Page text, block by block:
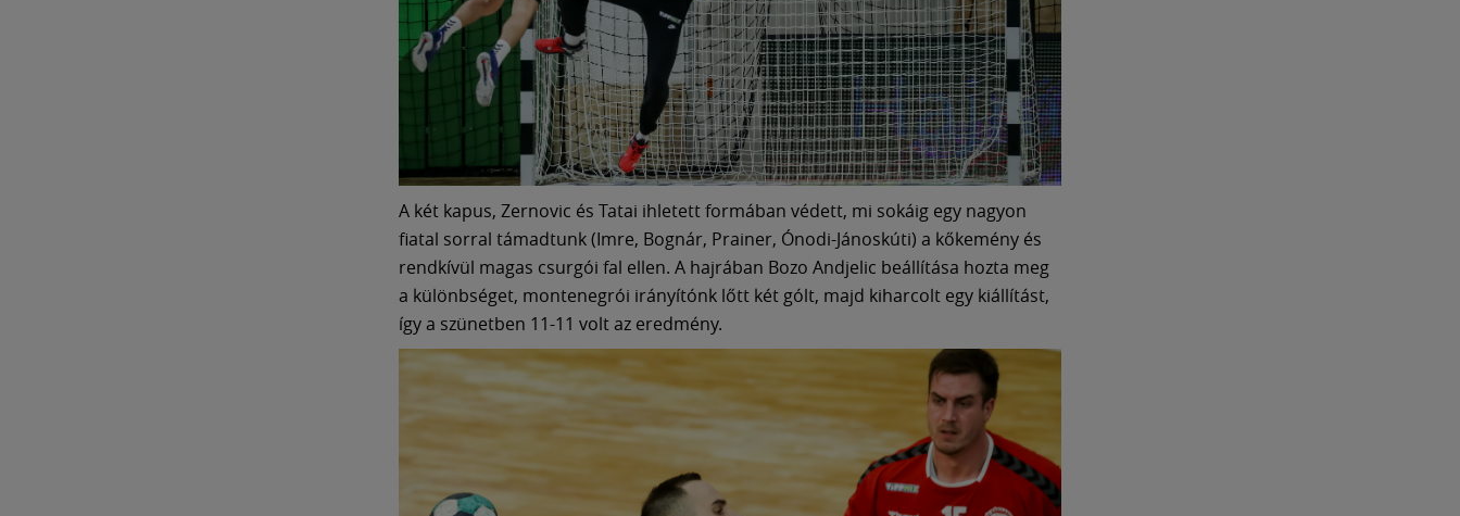
A két kapus, Zernovic és Tatai ihletett formában védett, mi sokáig egy nagyon
fiatal sorral támadtunk (Imre, Bognár, Prainer, Ónodi-Jánoskúti) a kőkemény és
rendkívül magas csurgói fal ellen. A hajrában Bozo Andjelic beállítása hozta meg
a különbséget, montenegrói irányítónk lőtt két gólt, majd kiharcolt egy kiállítást,
így a szünetben 11-11 volt az eredmény.